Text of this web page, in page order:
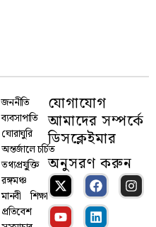
জননীতি
ব্যবসাপাতি
ঘোরাঘুরি
অন্তর্জালে চর্চিত
তথ্যপ্রযু্ক্তি
রঙ্গমঞ্চ
মানবী
শিক্ষা
প্রতিবেশ
যোগাযোগ
আমাদের সম্পর্কে
ডিসক্লেইমার
অনুসরণ করুন